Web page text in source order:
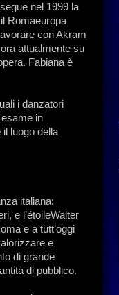
nel 1999 la
Romaeuropa
con Akram
attualmente su
Fabiana è
i danzatori
in
luogo della
italiana:
e l’étoileWalter
e a tutt’oggi
e
di grande
di pubblico.